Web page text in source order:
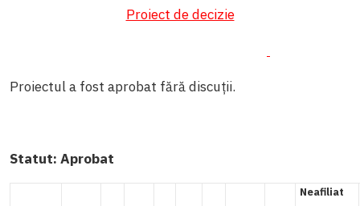
Proiect de decizie
Proiectul a fost aprobat fără discuții.
Statut: Aprobat
Neafiliat